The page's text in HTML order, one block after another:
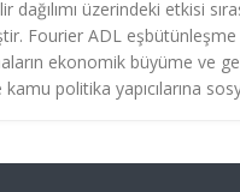
üzerindeki etkisi
Fourier ADL
ekonomik büyüme ve
politika yapıcılarına